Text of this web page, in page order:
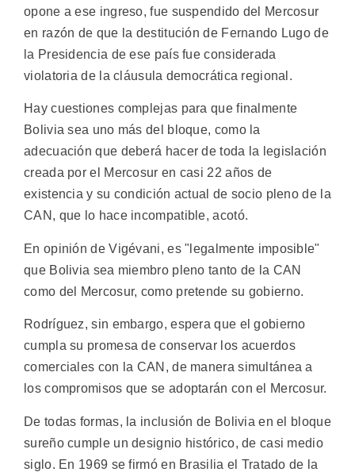
opone a ese ingreso, fue suspendido del Mercosur
en razón de que la destitución de Fernando Lugo de
la Presidencia de ese país fue considerada
violatoria de la cláusula democrática regional.
Hay cuestiones complejas para que finalmente
Bolivia sea uno más del bloque, como la
adecuación que deberá hacer de toda la legislación
creada por el Mercosur en casi 22 años de
existencia y su condición actual de socio pleno de la
CAN, que lo hace incompatible, acotó.
En opinión de Vigévani, es "legalmente imposible"
que Bolivia sea miembro pleno tanto de la CAN
como del Mercosur, como pretende su gobierno.
Rodríguez, sin embargo, espera que el gobierno
cumpla su promesa de conservar los acuerdos
comerciales con la CAN, de manera simultánea a
los compromisos que se adoptarán con el Mercosur.
De todas formas, la inclusión de Bolivia en el bloque
sureño cumple un designio histórico, de casi medio
siglo. En 1969 se firmó en Brasilia el Tratado de la